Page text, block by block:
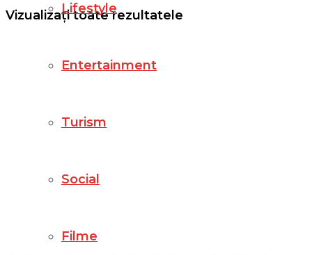
Vizualizați toate rezultatele
Lifestyle
Entertainment
Turism
Social
Filme